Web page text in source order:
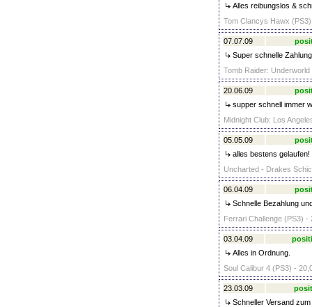
Alles reibungslos &
Tom Clancys Hawx
07.07.09
Super schnelle
Tomb Raider:
20.06.09
supper schnell immer
Midnight Club: Los
05.05.09
alles bestens gelaufen!
Uncharted - Drakes
06.04.09
Schnelle Bezahlung
Ferrari Challenge (PS3) -
03.04.09
Alles in Ordnung.
Soul Calibur 4 (PS3) -
23.03.09
Schneller Versand